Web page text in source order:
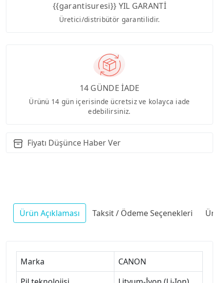
{{garantisuresi}} YIL GARANTİ
Üretici/distribütör garantilidir.
14 GÜNDE İADE
Ürünü 14 gün içerisinde ücretsiz ve kolayca iade
edebilirsiniz.
Fiyatı Düşünce Haber Ver
Ürün Açıklaması Taksit / Ödeme Seçenekleri
Marka
CANON